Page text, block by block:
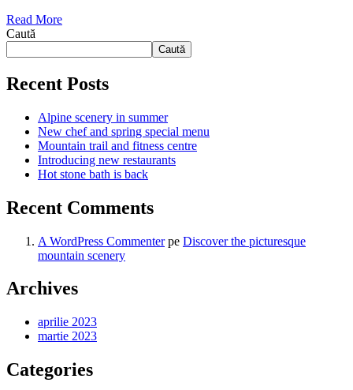
Read More
Caută
Caută
Recent Posts
Alpine scenery in summer
New chef and spring special menu
Mountain trail and fitness centre
Introducing new restaurants
Hot stone bath is back
Recent Comments
A WordPress Commenterpe Discover the picturesque
mountain scenery
Archives
aprilie 2023
martie 2023
Categories